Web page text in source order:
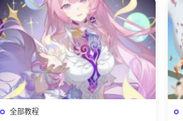
全部教程